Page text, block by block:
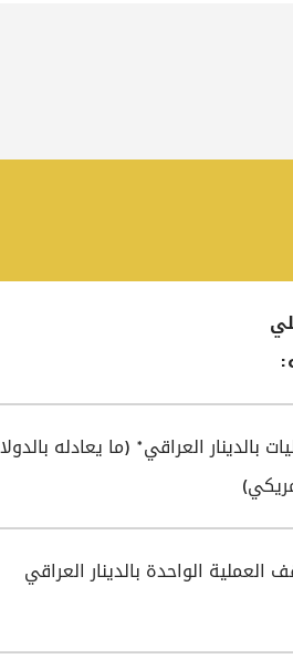
بالدينار العراقي* (ما يعادله
العملية الواحدة بالدينار العراقي